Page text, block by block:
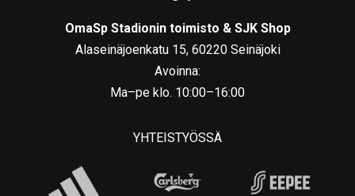
OmaSp Stadionin toimisto & SJK Shop
Alaseinäjoenkatu 15, 60220 Seinäjoki
Avoinna:
Ma–pe klo. 10:00–16:00
YHTEISTYÖSSÄ